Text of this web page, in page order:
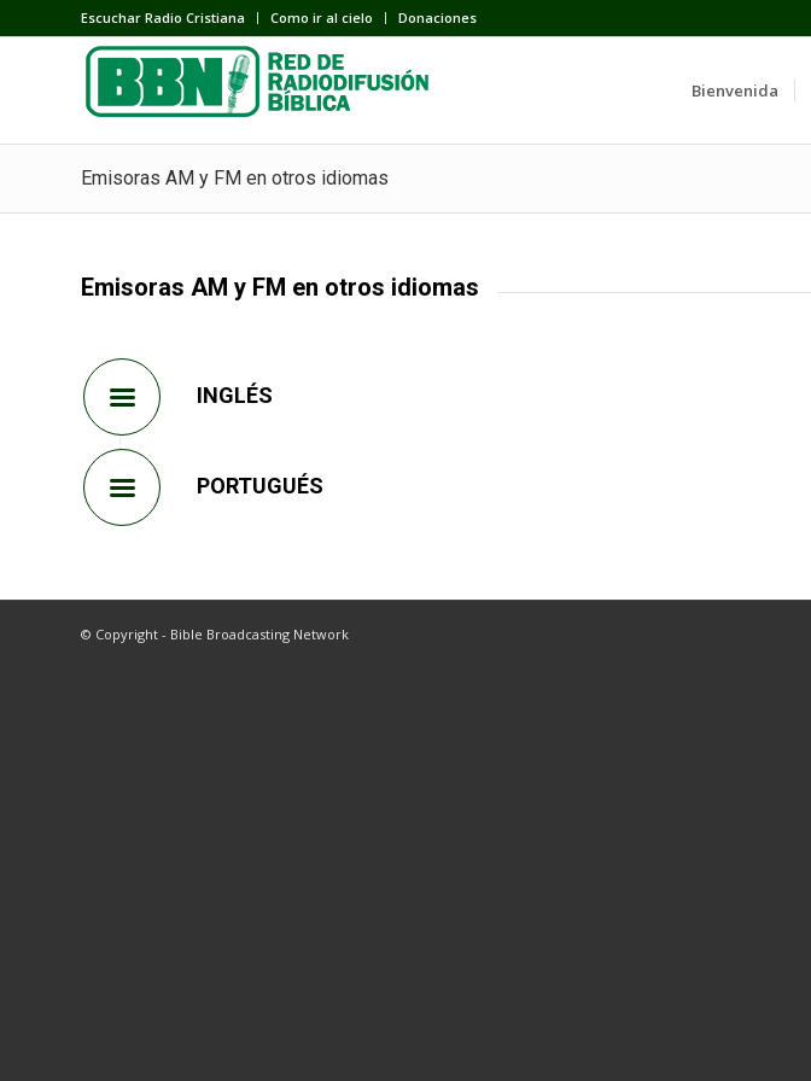
Escuchar Radio Cristiana Como ir al cielo Donaciones
Bienvenida
Emisoras AM y FM en otros idiomas
Emisoras AM y FM en otros idiomas
INGLÉS
PORTUGUÉS
© Copyright - Bible Broadcasting Network